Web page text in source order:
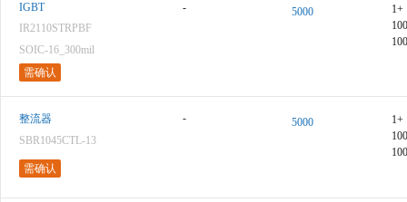
IGBT
IR2110STRPBF
SOIC-16_300mil
需确认
- 5000
1+
整流器
SBR1045CTL-13
需确认
- 5000
1+